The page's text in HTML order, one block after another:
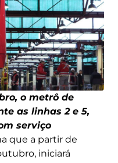
o metrô de
as linhas 2 e 5,
serviço
que a partir de
iniciará